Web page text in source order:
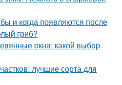
и когда появляются после
гриб?
окна: какой выбор
лучшие сорта для